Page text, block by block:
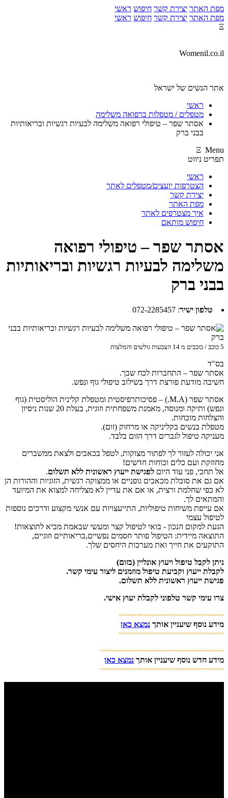
מפת האתר יצירת קשר חיפוש ראשי
מפת האתר יצירת קשר חיפוש ראשי
Ξ
Womenil.co.il
אתר הנשים של ישראל
ראשי
מטפלים / מטפלות ברפואה משלימה
אסתר שפר – טיפולי רפואה משלימה לבעיות רגשיות ובריאותיות
בבני ברק
Ξ Menu
תפריט ניווט
ראשי
הצטרפות יועצים/מטפלים לאתר
יצירת קשר
מפת האתר
איך מצטרפים לאתר
חיפוש מותאם
אסתר שפר – טיפולי רפואה
משלימה לבעיות רגשיות ובריאותיות
בבני ברק
טלפון ישיר:
072-2285457
5 כוכב / כוכבים מ 14 הצבעות גולשים והמלצות
בס"ד
אסתר שפר – התחברות לכח שבך.
חשיבה מודעת פורצת דרך בשילוב טיפולי גוף ונפש.
אסתר שפר (M.A.) – פסיכותרפיסטית ומטפלת קלינית הוליסטית (גוף
ונפש) ותיקה ומנוסה, מאמנת משפחתית וזוגית, בעלת 20 שנות ניסיון
והצלחות מוכחות.
מטפלת בנשים בקליניקה או מרחוק (זום).
מעניקה טיפול לגברים דרך הזום בלבד.
אני יכולה לעזור לך לפתור מצוקות, לטפל בכאבים ולצאת ממשברים
מחוזקת ועם כלים וכוחות חדשים!
אל תחכי, פני עוד היום לפגישת ייעוץ ראשונית ללא תשלום.
אם גם את סובלת מכאבים גופניים או ממצוקה רגשית, הזוגיות וההורות הן
לא כפי שחלמת ורצית, או אם את עדיין לא מצליחה למצוא את המיועד
והמתאים לך.
אם עייפת משיחות טיפוליות, התייעצויות עם אנשי מקצוע ודרכים נוספות
לטיפול עצמי
הגעת למקום הנכון - בואי לטיפול קצר ומעשי שבאמת מביא לתוצאות!
התוצאה מיידית: הטיפול פותר חסמים נפשיים,בריאותיים וזוגיים,
התוקעים את חייך ואת מערכות היחסים שלך.
ניתן לקבל טיפול ויעוץ אונליין (בזום)
לקבלת ייעוץ וקביעת טיפול מוזמנים ליצור עימי קשר.
פגישת ייעוץ ראשונית ללא תשלום.
צרו עימי קשר טלפוני לקבלת יעוץ אישי.
~~~~~~~~~~~~~~~~~~~~~~~
מידע נוסף שיעניין אותך נמצא כאן
~~~~~~~~~~~~~~~~~~~~~~~
~~~~~~~~~~~~~~~~~~~~~~~~~~~
מידע חדש נוסף שיעניין אותך נמצא כאן
~~~~~~~~~~~~~~~~~~~~~~~~~~~